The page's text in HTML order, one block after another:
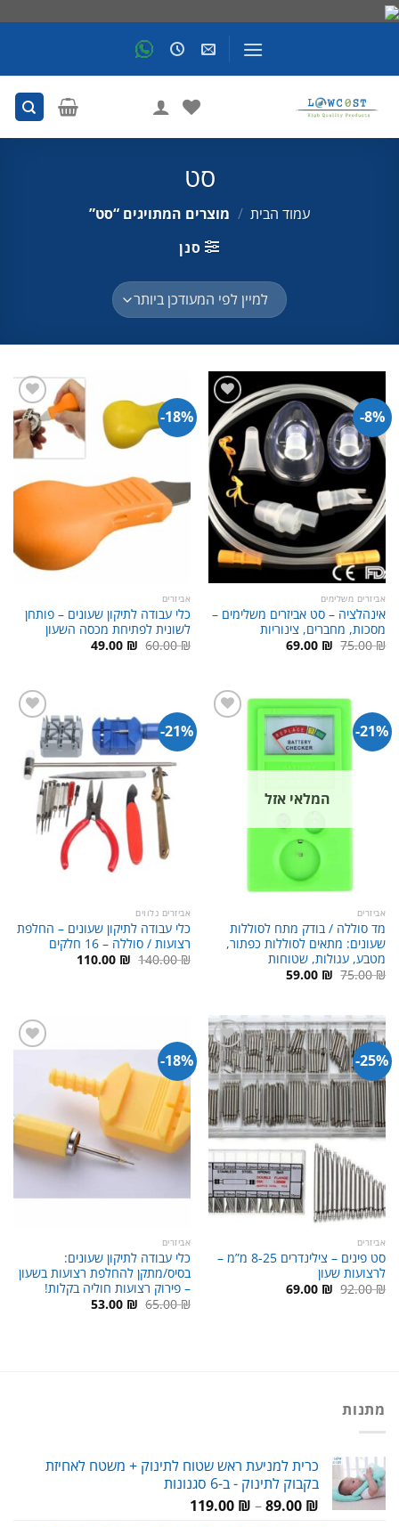
סט
עמוד הבית / מוצרים המתויגים “סט”
סנן
8%-
אביזרים משלימים
אינהלציה – סט אביזרים משלימים –
מסכות, מחברים, צינוריות
75.00₪ המחיר
המקורי
69.00 ₪ המחיר
18%-
אביזרים
כלי עבודה לתיקון שעונים – פותחן
לשונית לפתיחת מכסה השעון
60.00₪ המחיר
המקורי
49.00 ₪ המחיר
21%-
המלאי אזל
אביזרים
מד סוללה / בודק מתח לסוללות
שעונים: מתאים לסוללות כפתור,
מטבע, עגולות, שטוחות
75.00₪ המחיר59.00 ₪ המחיר
21%-
אביזרים נלווים
כלי עבודה לתיקון שעונים – החלפת
רצועות / סוללה – 16 חלקים
140.00₪ המחיר110.00 ₪ המחיר
25%-
אביזרים
סט פינים – צילינדרים 8-25 מ”מ –
לרצועות שעון
92.00₪ המחיר69.00 ₪ המחיר
18%-
אביזרים
כלי עבודה לתיקון שעונים:
בסיס/מתקן להחלפת רצועות בשעון
– פירוק רצועות חוליה בקלות!
65.00₪ המחיר53.00 ₪ המחיר
מתנות
כרית למניעת ראש שטוח לתינוק + משטח לאחיזת
בקבוק לתינוק - ב-6 סגנונות
89.00 ₪
–
119.00 ₪